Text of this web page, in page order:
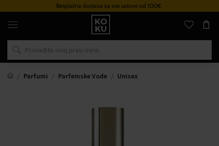
Besplatna dostava za sve satove od 100€
Originalni
parfemi
satovi
na
mjestu
Parfumi
Parfemske Vode Unisex